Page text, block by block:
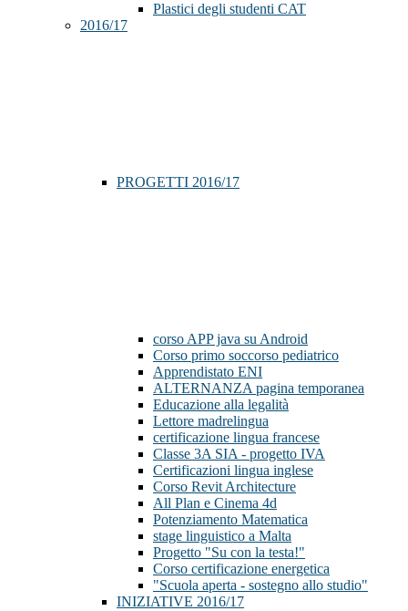
Plastici degli studenti CAT
2016/17
PROGETTI 2016/17
corso APP java su Android
Corso primo soccorso pediatrico
Apprendistato ENI
ALTERNANZA pagina temporanea
Educazione alla legalità
Lettore madrelingua
certificazione lingua francese
Classe 3A SIA - progetto IVA
Certificazioni lingua inglese
Corso Revit Architecture
All Plan e Cinema 4d
Potenziamento Matematica
stage linguistico a Malta
Progetto "Su con la testa!"
Corso certificazione energetica
"Scuola aperta - sostegno allo studio"
INIZIATIVE 2016/17